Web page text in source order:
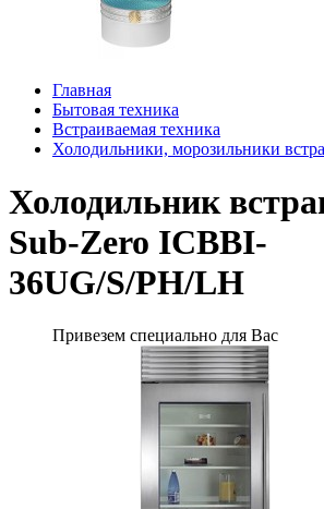
Главная
Бытовая техника
Встраиваемая техника
Холодильники, морозильники
Холодильник
Sub-Zero ICBBI-
36UG/S/PH/LH
Привезем специально для Вас